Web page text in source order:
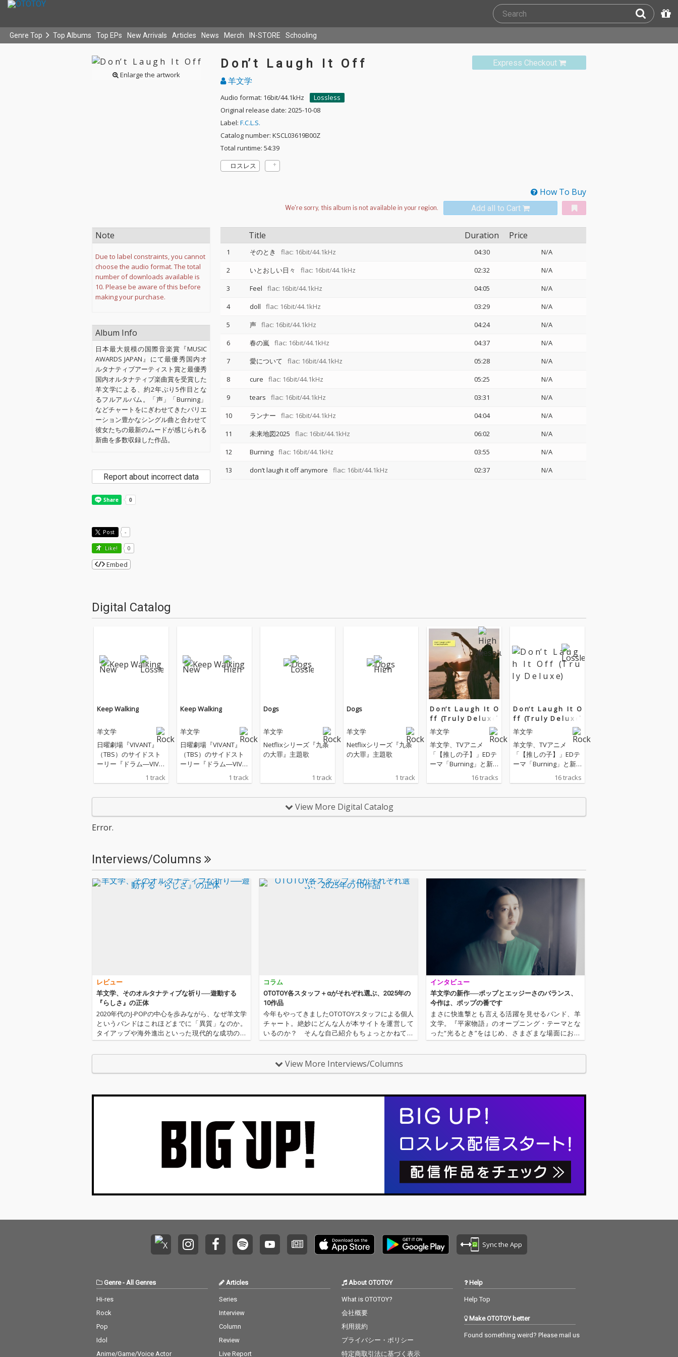
Genre Top Top Albums Top EPs New Arrivals Articles News Merch IN-STORE Schooling
Enlarge the artwork
Express Checkout
D o n’ t ‌ ‌ ‌L a u g h ‌ ‌ ‌I t ‌ ‌ ‌O f f
羊文学
Audio format: 16bit/44.1kHz
Lossless
Original release date: 2025-10-08
Label: F.C.L.S.
Catalog number: KSCL03619B00Z
Total runtime: 54:39
ロスレス
How To Buy
Add all to Cart
Title Duration Price
1 そのとき flac: 16bit/44.1kHz 04:30
N/A
2
いとおしい日々 flac: 16bit/44.1kHz 02:32
N/A
3
Feel flac: 16bit/44.1kHz 04:05
N/A
4
doll flac: 16bit/44.1kHz 03:29
N/A
5
声 flac: 16bit/44.1kHz 04:24
N/A
6
春の嵐 flac: 16bit/44.1kHz 04:37
N/A
7
愛について flac: 16bit/44.1kHz 05:28
N/A
8
cure flac: 16bit/44.1kHz 05:25
N/A
9
tears flac: 16bit/44.1kHz 03:31
N/A
10
ランナー flac: 16bit/44.1kHz 04:04
N/A
11
未来地図2025 flac: 16bit/44.1kHz 06:02
N/A
12
Burning flac: 16bit/44.1kHz 03:55
N/A
13
don’t laugh it off anymore flac: 16bit/44.1kHz 02:37 N/A
Note
Due to label constraints, you cannot
choose the audio format. The total
number of downloads available is
10. Please be aware of this before
making your purchase.
Album Info
日本最大規模の国際音楽賞『MUSIC
AWARDS JAPAN』にて最優秀国内オ
ルタナティブアーティスト賞と最優秀
国内オルタナティブ楽曲賞を受賞した
羊文学による、約2年ぶり5作目とな
るフルアルバム。「声」「Burning」
などチャートをにぎわせてきたバリエ
ーション豊かなシングル曲と合わせて
彼女たちの最新のムードが感じられる
新曲を多数収録した作品。
Report about incorrect data
Post -
Like! 0
Embed
Digital Catalog
Keep Walking
羊文学
日曜劇場『VIVANT』
（TBS）のサイドスト
ーリー『ドラム―VIVA
NT THE ORIGIN STORY
―』の主題歌
1 track
Keep Walking
羊文学
日曜劇場『VIVANT』
（TBS）のサイドスト
ーリー『ドラム―VIVA
NT THE ORIGIN STORY
―』の主題歌
1 track
Dogs
羊文学
Netflixシリーズ『九条
の大罪』主題歌
1 track
Dogs
羊文学
Netflixシリーズ『九条
の大罪』主題歌
1 track
D o n’ t ‌ ‌ ‌L a u g h ‌ ‌ ‌I t ‌ ‌ ‌O
f f ‌ ‌ (T r u l y ‌ ‌D e l u x e)
羊文学
羊文学、TVアニメ
「【推しの子】」EDテ
ーマ「Burning」と新
曲「そのとき」のRemi
xを収録した最新アル
持つサウス・ロンドン
出身のプロデューサー
e、Hot Chipといった
い注目の存在で、UKガ
ラージやハウスにシン
な感性を融合させた、
ジャンルレスかつ独創
的なサウンドで世界的
な評価を高めている。
「そのとき」のRemix
を手掛けたのは、UKブ
ライトンで結成された
5人組バンド、Squid
世界的な賞賛を浴びる
存在だ。デビュー・ア
ルバムが全英チャート
現在のUKロック・シー
ンの最前線を走る重要
リースされたT r u l y D
e l u x eには、yunè pi
nkuとSquidに加え、先
行配信され話題を呼ん
16 tracks
D o n’ t ‌ ‌ ‌L a u g h ‌ ‌ ‌I t ‌ ‌ ‌O
f f ‌ ‌ (T r u l y ‌ ‌D e l u x e)
羊文学
羊文学、TVアニメ
「【推しの子】」EDテ
ーマ「Burning」と新
曲「そのとき」のRemi
xを収録した最新アル
持つサウス・ロンドン
出身のプロデューサー
ku（ユネ・ピンク）。
Charli XCXやDisclosur
e、Hot Chipといった
大物からのリミック
ス・オファーが絶えな
い注目の存在で、UKガ
ラージやハウスにシン
ガーソングライター的
な感性を融合させた、
的なサウンドで世界的
「そのとき」のRemix
を手掛けたのは、UKブ
ライトンで結成された
5人組バンド、Squid
世界的な賞賛を浴びる
現在のUKロック・シー
ンの最前線を走る重要
リースされたT r u l y D
e l u x eには、yunè pi
nkuとSquidに加え、先
行配信され話題を呼ん
16 tracks
View More Digital Catalog
Error.
Interviews/Columns
レビュー
羊文学、そのオルタナティブな祈り──遊動する
『らしさ』の正体
2020年代のJ-POPの中心を歩みながら、なぜ羊文学
というバンドはこれほどまでに「異質」なのか。
タイアップや海外進出といった現代的な成功のフ
ォーマットを受け入れつつも、そのサウンドは決
コラム
OTOTOY各スタッフ＋αがそれぞれ選ぶ、2025年の
10作品
今年もやってきましたOTOTOYスタッフによる個人
チャート。絶妙にどんな人が本サイトを運営して
いるのか？ そんな自己紹介もちょっとかねてお
ります。2025年は、それぞれなにを聴いてOTOTO
ャートをお届けします…
インタビュー
羊文学の新作──ポップとエッジーさのバランス、
今作は、ポップの番です
まさに快進撃とも言える活躍を見せるバンド、羊
文学。『平家物語』のオープニング・テーマとな
った“光るとき”をはじめ、さまざまな場面におい
て、そのサウンドがより多くの人々に触れる機会
View More Interviews/Columns
Sync the App
Genre- All Genres
Hi-res
Rock
Pop
Idol
Anime/Game/Voice Actor
Articles
Series
Interview
Column
Review
Live Report
About OTOTOY
What is OTOTOY?
会社概要
利用規約
プライバシー・ポリシー
特定商取引法に基づく表示
Help
Help Top
Make OTOTOY better
Found something weird? Please mail us